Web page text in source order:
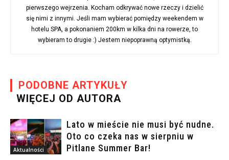
pierwszego wejrzenia. Kocham odkrywać nowe rzeczy i dzielić
się nimi z innymi. Jeśli mam wybierać pomiędzy weekendem w
hotelu SPA, a pokonaniem 200km w kilka dni na rowerze, to
wybieram to drugie :) Jestem niepoprawną optymistką.
PODOBNE ARTYKUŁY
WIĘCEJ OD AUTORA
Aktualności
Lato w mieście nie musi być nudne.
Oto co czeka nas w sierpniu w
Pitlane Summer Bar!